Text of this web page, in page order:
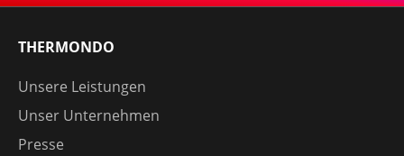
THERMONDO
Unsere Leistungen
Unser Unternehmen
Presse